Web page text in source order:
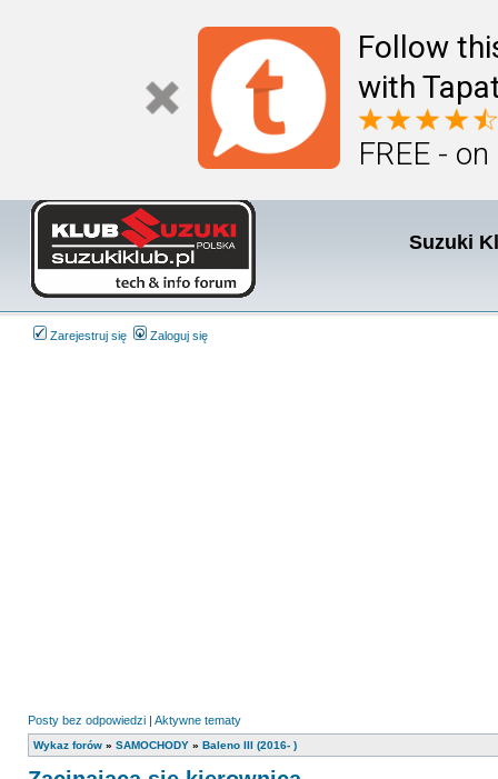
Follow
with
FREE -
Suzuki
Zarejestruj się Zaloguj się
Posty bez odpowiedzi | Aktywne tematy
Wykaz forów » SAMOCHODY » Baleno III (2016- )